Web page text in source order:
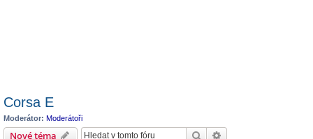
Corsa E
Moderátor: Moderátoři
Nové téma Hledat